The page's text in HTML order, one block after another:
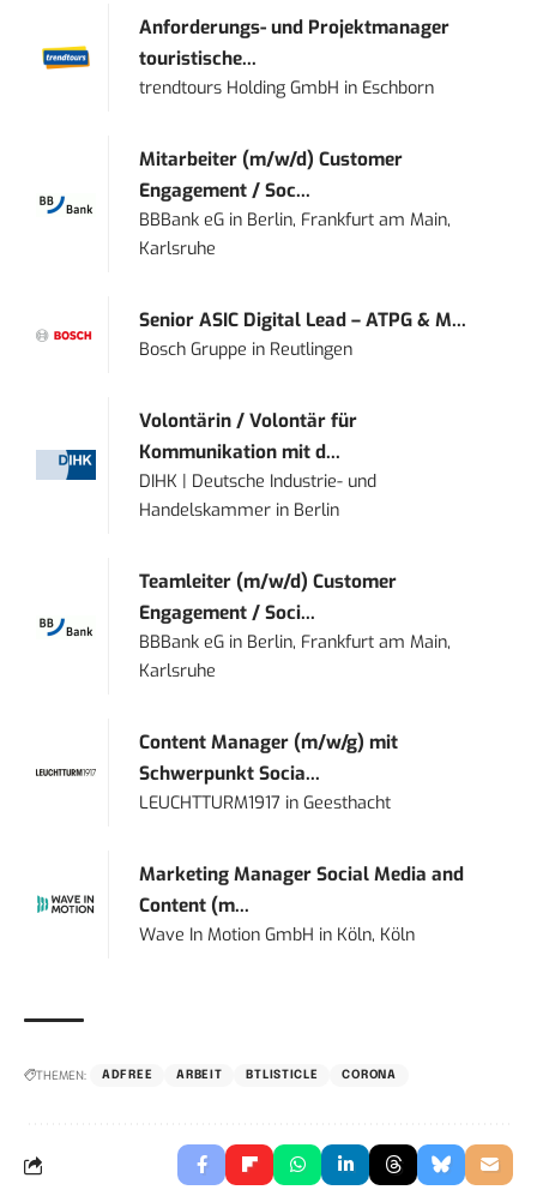
Anforderungs- und Projektmanager
touristische...
trendtours Holding GmbH in Eschborn
Mitarbeiter (m/w/d) Customer
Engagement / Soc...
BBBank eG in Berlin, Frankfurt am Main,
Karlsruhe
Senior ASIC Digital Lead – ATPG & M...
Bosch Gruppe in Reutlingen
Volontärin / Volontär für
Kommunikation mit d...
DIHK | Deutsche Industrie- und
Handelskammer in Berlin
Teamleiter (m/w/d) Customer
Engagement / Soci...
BBBank eG in Berlin, Frankfurt am Main,
Karlsruhe
Content Manager (m/w/g) mit
Schwerpunkt Socia...
LEUCHTTURM1917 inGeesthacht
Marketing Manager Social Media and
Content (m...
Wave In Motion GmbH in Köln, Köln
THEMEN: ADFREE ARBEIT BTLISTICLE CORONA